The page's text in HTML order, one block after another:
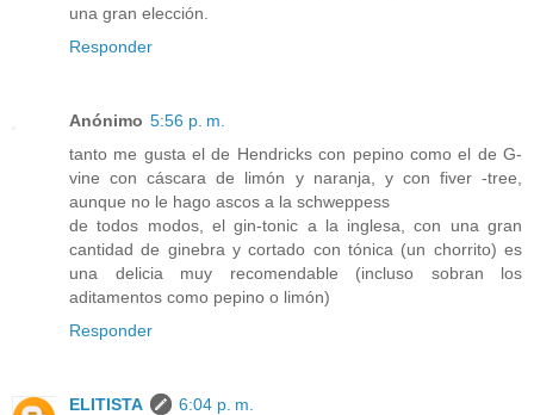
una gran elección.
Responder
Anónimo 5:56 p. m.
tanto me gusta el de Hendricks con pepino como el de G-
vine con cáscara de limón y naranja, y con fiver -tree,
aunque no le hago ascos a la schweppess
de todos modos, el gin-tonic a la inglesa, con una gran
cantidad de ginebra y cortado con tónica (un chorrito) es
una delicia muy recomendable (incluso sobran los
aditamentos como pepino o limón)
Responder
ELITISTA
6:04 p. m.